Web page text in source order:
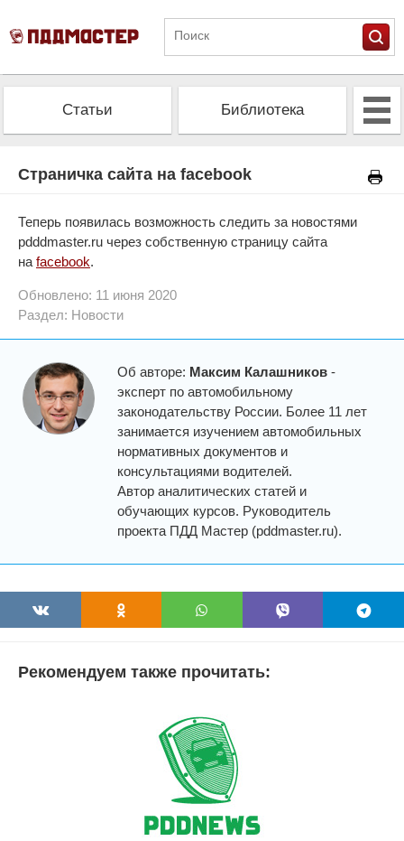
Статьи Библиотека
Экзамен
Проверить штрафы Калькулятор ОСАГО
Страничка сайта на facebook
Теперь появилась возможность следить за новостями
pdddmaster.ru через собственную страницу сайта
на facebook.
Обновлено: 11 июня 2020
Раздел: Новости
Об авторе: Максим Калашников -
эксперт по автомобильному
законодательству России. Более 11 лет
занимается изучением автомобильных
нормативных документов и
консультациями водителей.
Автор аналитических статей и
обучающих курсов. Руководитель
проекта ПДД Мастер (pddmaster.ru).
Рекомендуем также прочитать: